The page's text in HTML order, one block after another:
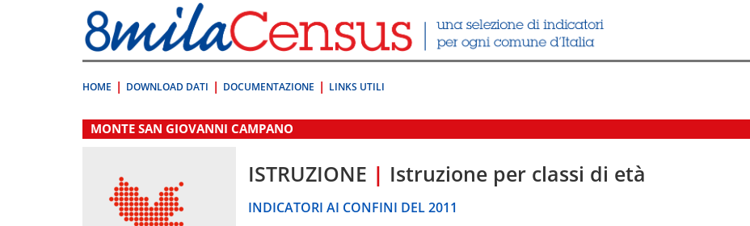
direttamente
a:
Contenuto
HOME DOWNLOAD DATI DOCUMENTAZIONE LINKS UTILI
.
MONTE SAN GIOVANNI CAMPANO
ISTRUZIONE | Istruzione per classi di età
INDICATORI AI CONFINI DEL 2011